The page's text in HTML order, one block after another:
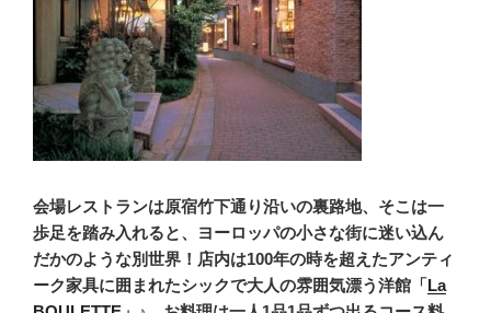
会場レストランは原宿竹下通り沿いの裏路地、そこは一
歩足を踏み入れると、ヨーロッパの小さな街に迷い込ん
だかのような別世界！店内は100年の時を超えたアンティ
ーク家具に囲まれたシックで大人の雰囲気漂う洋館「La